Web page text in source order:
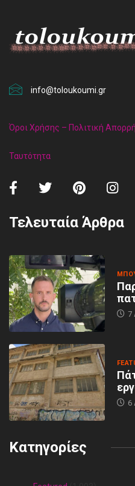
info@toloukoumi.gr
Όροι Χρήσης – Πολιτική
Ταυτότητα
Τελευταία Άρθρα
7
6
Κατηγορίες